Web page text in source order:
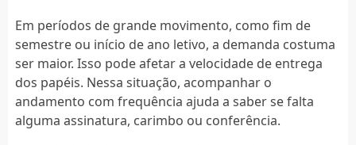
Em períodos de grande movimento, como fim de
semestre ou início de ano letivo, a demanda costuma
ser maior. Isso pode afetar a velocidade de entrega
dos papéis. Nessa situação, acompanhar o
andamento com frequência ajuda a saber se falta
alguma assinatura, carimbo ou conferência.